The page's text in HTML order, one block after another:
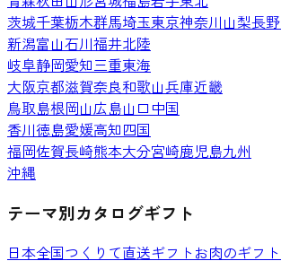
茨城千葉栃木群馬埼玉東京神奈川山梨長野
新潟富山石川福井北陸
岐阜静岡愛知三重東海
大阪京都滋賀奈良和歌山兵庫近畿
鳥取島根岡山広島山口 中国
香川徳島愛媛高知四国
福岡佐賀長崎熊本大分宮崎鹿児島九州
沖縄
テーマ別カタログギフト
日本全国つくりて直送ギフトお肉のギフト